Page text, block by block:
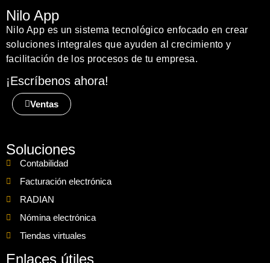
Nilo App
Nilo App es un sistema tecnológico enfocado en crear
soluciones integrales que ayuden al crecimiento y
facilitación de los procesos de tu empresa.
¡Escríbenos ahora!
Ventas
Soluciones
Contabilidad
Facturación electrónica
RADIAN
Nómina electrónica
Tiendas virtuales
Enlaces útiles